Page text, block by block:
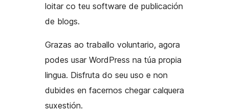
loitar co teu software de publicación
de blogs.
Grazas ao traballo voluntario, agora
podes usar WordPress na túa propia
lingua. Disfruta do seu uso e non
dubides en facernos chegar calquera
suxestión.